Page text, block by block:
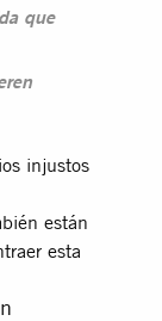
que
injustos
están
esta